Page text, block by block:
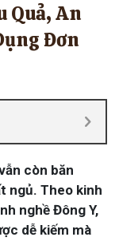
Quả, An
Đơn
còn băn
ngủ. Theo kinh
nghề Đông Y,
dễ kiếm mà